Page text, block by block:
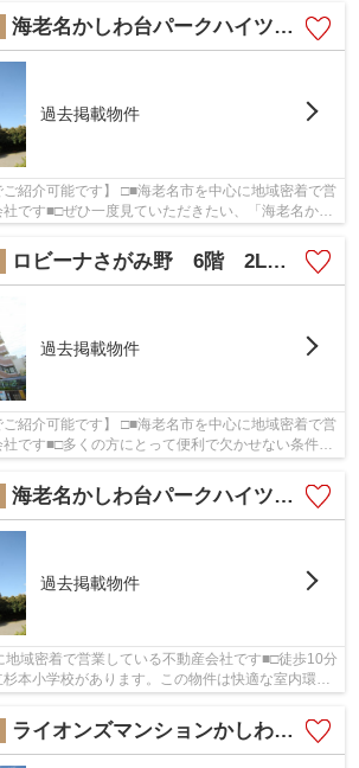
海老名かしわ台パークハイツ 10階 ３LDK リフォーム済み 【仲介手数料無料】
過去掲載物件
ご紹介可能です】 □■海老名市を中心に地域密着で営
です■□ぜひ一度見ていただきたい、「海老名かし
ロビーナさがみ野 6階 2LDK リフォーム済み【仲介手数料無料】
過去掲載物件
ご紹介可能です】 □■海老名市を中心に地域密着で営
です■□多くの方にとって便利で欠かせない条件で
海老名かしわ台パークハイツ 10階 ３LDK リフォーム済み
過去掲載物件
地域密着で営業している不動産会社です■□徒歩10分
本小学校があります。この物件は快適な室内環境
ライオンズマンションかしわ台 9階 2SLDK リフォーム済み【仲介手数料無料】